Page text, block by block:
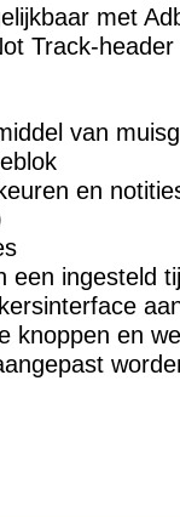
met
Track-
van
en
een ingesteld
knoppen en